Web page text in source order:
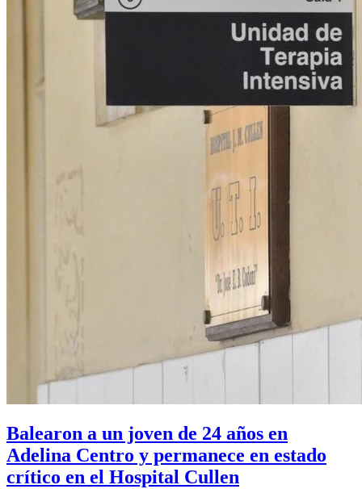
Balearon a un joven de 24 años en
Adelina Centro y permanece en estado
crítico en el Hospital Cullen